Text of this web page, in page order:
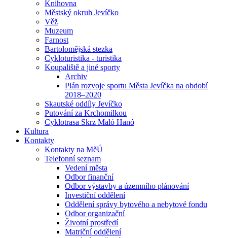
Knihovna
Městský okruh Jevíčko
Věž
Muzeum
Farnost
Bartolomějská stezka
Cykloturistika - turistika
Koupaliště a jiné sporty
Archiv
Plán rozvoje sportu Města Jevíčka na období
2018–2020
Skautské oddíly Jevíčko
Putování za Krchomilkou
Cyklotrasa Skrz Maló Hanó
Kultura
Kontakty
Kontakty na MěÚ
Telefonní seznam
Vedení města
Odbor finanční
Odbor výstavby a územního plánování
Investiční oddělení
Oddělení správy bytového a nebytové fondu
Odbor organizační
Životní prostředí
Matriční oddělení